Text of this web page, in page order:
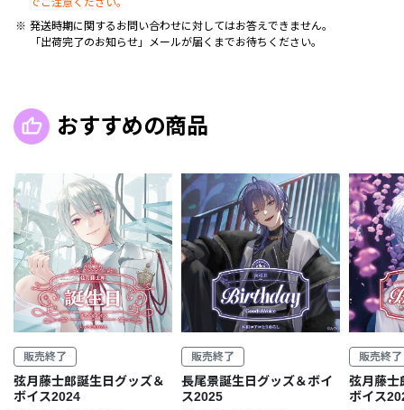
でご注意ください。
発送時期に関するお問い合わせに対してはお答えできません。
「出荷完了のお知らせ」メールが届くまでお待ちください。
おすすめの商品
販売終了
弦月藤士郎誕生日グッズ＆
ボイス2024
販売終了
長尾景誕生日グッズ＆ボイ
ス2025
販売終了
弦月藤士
ボイス